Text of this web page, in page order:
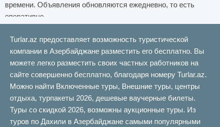
времени. Объявления обновляются ежедневно, то есть
оперативно.
туров. Потому что вы не найдете объявлений ниже, чем цены
здесь. Таким образом, вы будете тратить свое время на
поиски в другом месте. Если вы хотите путешествовать в
Катаре, посещать достопримечательности, вам стоит
ознакомиться с объявлениями на нашем сайте. Наш сайт
предлагает прекрасную возможность для тех, кто не был в
Катаре, воспользуйтесь этой возможностью, не пожалеете.
Вся необходимая информация, цена и контактный телефон
Turlar.az предоставляет возможность туристической
компании в Азербайджане разместить его бесплатно. Вы
можете легко разместить своих частных работников на
сайте совершенно бесплатно, благодаря номеру Turlar.az.
Можно найти Включенные туры, Внешние туры, центры
отдыха, турпакеты 2026, дешевые ваучерные билеты.
Туры со скидкой 2026, возможны аукционные туры. Из
туров по Дахили в Азербайджане самыми популярными